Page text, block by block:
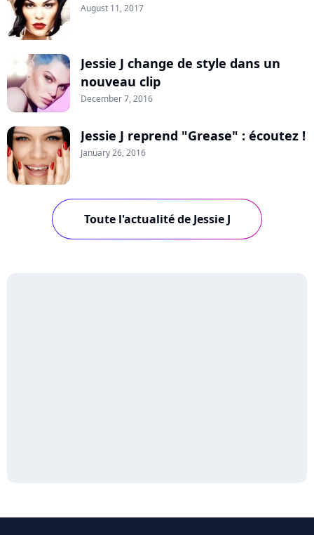
August 11, 2017
Jessie J change de style dans un
nouveau clip
December 7, 2016
Jessie J reprend "Grease" : écoutez !
January 26, 2016
Toute l'actualité de Jessie J